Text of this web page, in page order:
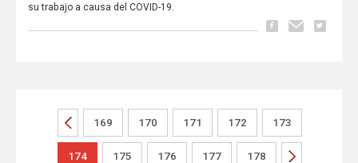
su trabajo a causa del COVID-19.
169 170 171 172 173
174 175 176 177 178